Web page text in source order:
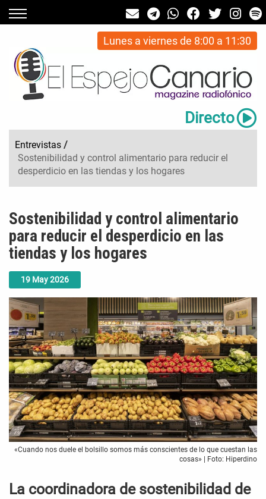
Lunes a viernes de 8:00 a 11:30
Directo
Entrevistas /
Sostenibilidad y control alimentario para reducir el
desperdicio en las tiendas y los hogares
19 May2026
Sostenibilidad y control alimentario
para reducir el desperdicio en las
tiendas y los hogares
«Cuando nos duele el bolsillo somos más conscientes de lo que cuestan las
cosas» | Foto: Hiperdino
La coordinadora de sostenibilidad de